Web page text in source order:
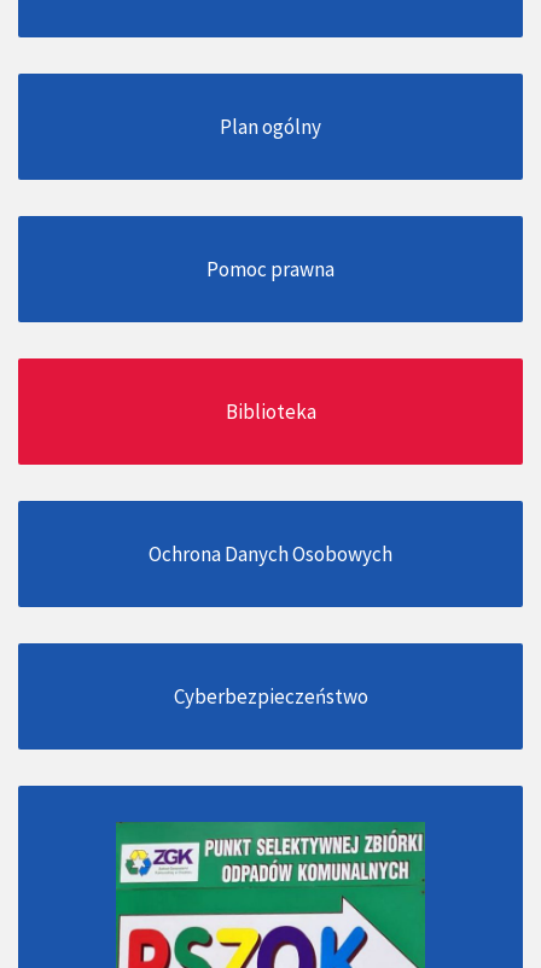
Plan ogólny
Pomoc prawna
Biblioteka
Ochrona Danych Osobowych
Cyberbezpieczeństwo